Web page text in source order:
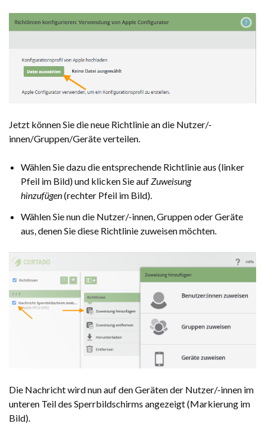
Jetzt können Sie die neue Richtlinie an die Nutzer/-
innen/Gruppen/Geräte verteilen.
Wählen Sie dazu die entsprechende Richtlinie aus (linker
Pfeil im Bild) und klicken Sie auf Zuweisung
hinzufügen(rechter Pfeil im Bild).
Wählen Sie nun die Nutzer/-innen, Gruppen oder Geräte
aus, denen Sie diese Richtlinie zuweisen möchten.
Die Nachricht wird nun auf den Geräten der Nutzer/-innen im
unteren Teil des Sperrbildschirms angezeigt (Markierung im
Bild).